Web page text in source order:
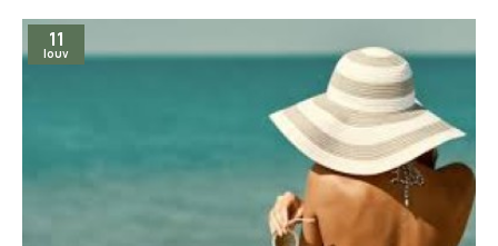
11
Ιουν